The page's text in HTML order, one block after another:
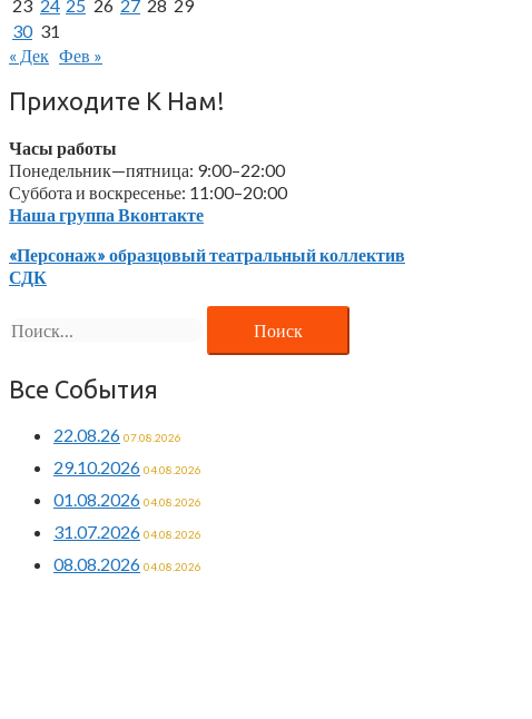
23 24 25 26 27 28 29
30 31
« Дек Фев »
Приходите К Нам!
Часы работы
Понедельник—пятница: 9:00–22:00
Суббота и воскресенье: 11:00–20:00
Наша группа Вконтакте
«Персонаж» образцовый театральный коллектив
СДК
Все События
22.08.26 07.08.2026
29.10.2026 04.08.2026
01.08.2026 04.08.2026
31.07.2026 04.08.2026
08.08.2026 04.08.2026